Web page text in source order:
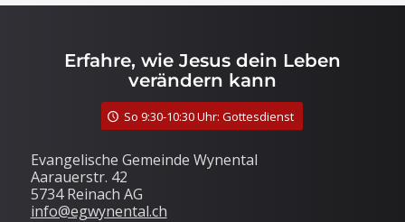
Erfahre, wie Jesus dein Leben
verändern kann
So 9:30-10:30 Uhr: Gottesdienst
Evangelische Gemeinde Wynental
Aarauerstr. 42
5734 Reinach AG
info@egwynental.ch